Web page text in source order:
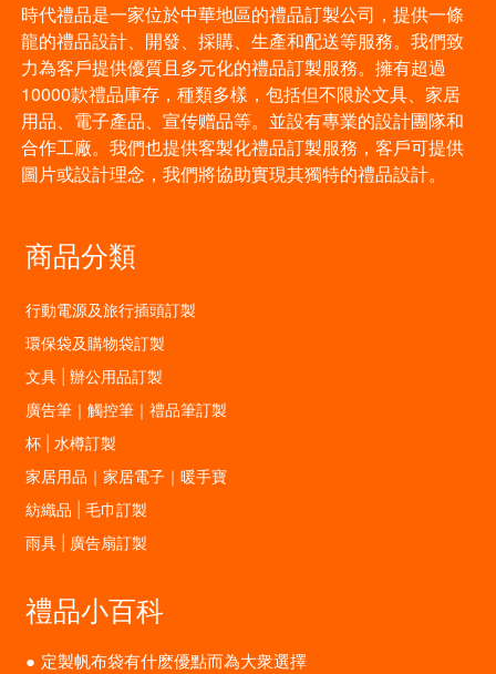
時代禮品是一家位於中華地區的禮品訂製公司，提供一條
龍的禮品設計、開發、採購、生產和配送等服務。我們致
力為客戶提供優質且多元化的禮品訂製服務。擁有超過
10000款禮品庫存，種類多樣，包括但不限於文具、家居
用品、電子產品、宣传赠品等。並設有專業的設計團隊和
合作工廠。我們也提供客製化禮品訂製服務，客戶可提供
圖片或設計理念，我們將協助實現其獨特的禮品設計。
商品分類
行動電源及旅行插頭訂製
環保袋及購物袋訂製
文具 | 辦公用品訂製
廣告筆｜觸控筆｜禮品筆訂製
杯 | 水樽訂製
家居用品｜家居電子｜暖手寶
紡織品 | 毛巾訂製
雨具 | 廣告扇訂製
禮品小百科
定製帆布袋有什麽優點而為大衆選擇